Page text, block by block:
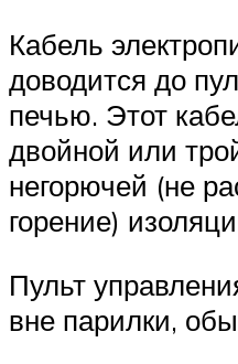
Кабель
доводится до
печью. Этот
двойной или
негорючей (не
горение)
Пульт
вне парилки,